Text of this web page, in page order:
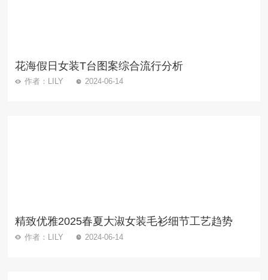
花海假日女装T台图案综合流行分析
作者：LILY 2024-06-14
精致优雅2025春夏大淑女装毛衫细节工艺趋势
作者：LILY 2024-06-14